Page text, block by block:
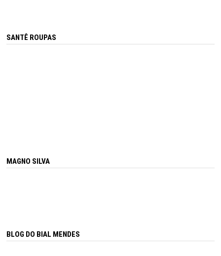
SANTÊ ROUPAS
MAGNO SILVA
BLOG DO BIAL MENDES